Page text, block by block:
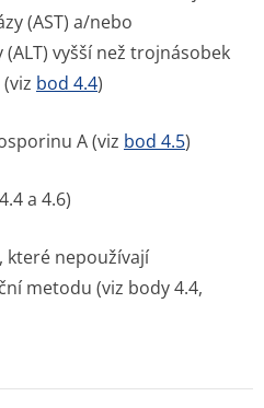
(AST) a/nebo
vyšší než trojnásobek
bod 4.4)
A (viz bod 4.5)
a 4.6)
které nepoužívají
metodu (viz body 4.4,